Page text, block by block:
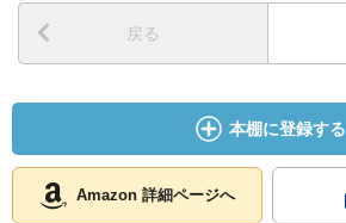
戻る
本棚に登録する
Amazon 詳細ページへ